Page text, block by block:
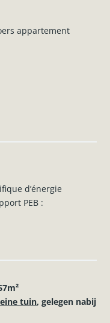
appartement
d’énergie
PEB :
tuin, gelegen nabij